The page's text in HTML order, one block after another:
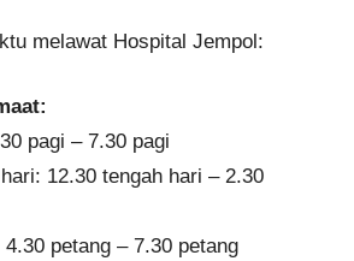
melawat Hospital Jempol:
pagi – 7.30 pagi
12.30 tengah hari – 2.30
4.30 petang – 7.30 petang